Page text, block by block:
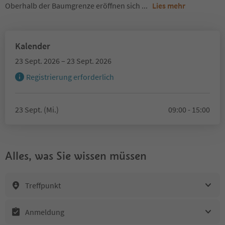
Oberhalb der Baumgrenze eröffnen sich ... Lies mehr
Kalender
23 Sept. 2026 – 23 Sept. 2026
Registrierung erforderlich
23 Sept. (Mi.) 09:00 - 15:00
Alles, was Sie wissen müssen
Treffpunkt
Anmeldung